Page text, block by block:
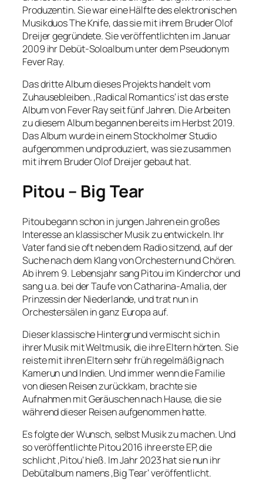
Produzentin. Sie war eine Hälfte des elektronischen
Musikduos The Knife, das sie mit ihrem Bruder Olof
Dreijer gegründete. Sie veröffentlichten im Januar
2009 ihr Debüt-Soloalbum unter dem Pseudonym
Fever Ray.
Das dritte Album dieses Projekts handelt vom
Zuhausebleiben. ‚Radical Romantics‘ ist das erste
Album von Fever Ray seit fünf Jahren. Die Arbeiten
zu diesem Album begannen bereits im Herbst 2019.
Das Album wurde in einem Stockholmer Studio
aufgenommen und produziert, was sie zusammen
mit ihrem Bruder Olof Dreijer gebaut hat.
Pitou – Big Tear
Pitou begann schon in jungen Jahren ein großes
Interesse an klassischer Musik zu entwickeln. Ihr
Vater fand sie oft neben dem Radio sitzend, auf der
Suche nach dem Klang von Orchestern und Chören.
Ab ihrem 9. Lebensjahr sang Pitou im Kinderchor und
sang u.a. bei der Taufe von Catharina-Amalia, der
Prinzessin der Niederlande, und trat nun in
Orchestersälen in ganz Europa auf.
Dieser klassische Hintergrund vermischt sich in
ihrer Musik mit Weltmusik, die ihre Eltern hörten. Sie
reiste mit ihren Eltern sehr früh regelmäßig nach
Kamerun und Indien. Und immer wenn die Familie
von diesen Reisen zurückkam, brachte sie
Aufnahmen mit Geräuschen nach Hause, die sie
während dieser Reisen aufgenommen hatte.
Es folgte der Wunsch, selbst Musik zu machen. Und
so veröffentlichte Pitou 2016 ihre erste EP, die
schlicht ‚Pitou‘ hieß. Im Jahr 2023 hat sie nun ihr
Debütalbum namens ‚Big Tear‘ veröffentlicht.